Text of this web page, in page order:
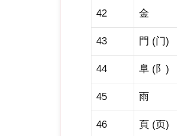
42 金
43 門 (门)
44 阜 (阝)
45 雨
46 頁 (页)